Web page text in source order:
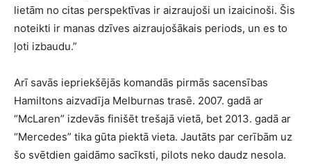
lietām no citas perspektīvas ir aizraujoši un izaicinoši. Šis
noteikti ir manas dzīves aizraujošākais periods, un es to
ļoti izbaudu.”
Arī savās iepriekšējās komandās pirmās sacensības
Hamiltons aizvadīja Melburnas trasē. 2007. gadā ar
“McLaren” izdevās finišēt trešajā vietā, bet 2013. gadā ar
“Mercedes” tika gūta piektā vieta. Jautāts par cerībām uz
šo svētdien gaidāmo sacīksti, pilots neko daudz nesola.